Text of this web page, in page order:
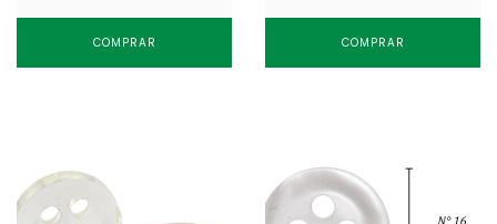
COMPRAR COMPRAR